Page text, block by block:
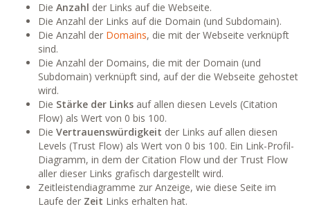
Die Anzahl der Links auf die Webseite.
Die Anzahl der Links auf die Domain (und Subdomain).
Die Anzahl der Domains, die mit der Webseite verknüpft
sind.
Die Anzahl der Domains, die mit der Domain (und
Subdomain) verknüpft sind, auf der die Webseite gehostet
wird.
Die Stärke der Links auf allen diesen Levels (Citation
Flow) als Wert von 0 bis 100.
Die Vertrauenswürdigkeit der Links auf allen diesen
Levels (Trust Flow) als Wert von 0 bis 100. Ein Link-Profil-
Diagramm, in dem der Citation Flow und der Trust Flow
aller dieser Links grafisch dargestellt wird.
Zeitleistendiagramme zur Anzeige, wie diese Seite im
Laufe der Zeit Links erhalten hat.